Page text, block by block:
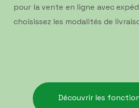
pour la vente en ligne avec
choisissez les modalités de
Découvrir les